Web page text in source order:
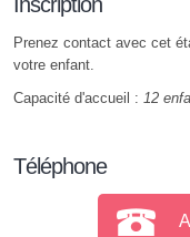
Prenez contact avec cet
votre enfant.
Capacité d'accueil : 12
Téléphone